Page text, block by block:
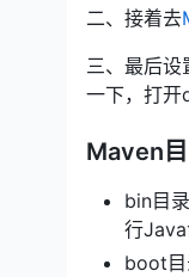
二、接着去
三、最后设
一下，打
Maven
bin目
行Java
boot